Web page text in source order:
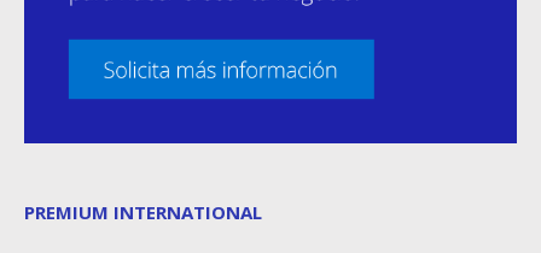
PREMIUM INTERNATIONAL